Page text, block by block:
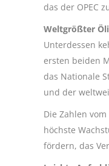
das der OPEC
Weltgrößter
Unterdessen
ersten beiden
das Nationale
und der
Die Zahlen
höchste
fördern, das